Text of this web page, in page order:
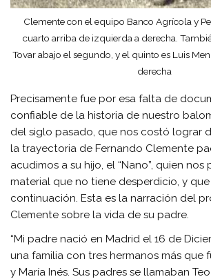
Clemente con el equipo Banco Agrícola y
cuarto arriba de izquierda a derecha.
Tovar abajo el segundo, y el quinto es Luis
derecha
Precisamente fue por esa falta de
confiable de la historia de nuestro
del siglo pasado, que nos costó lograr
la trayectoria de Fernando Clemente
acudimos a su hijo, el “Nano”, quien
material que no tiene desperdicio, y
continuación. Esta es la narración del
Clemente sobre la vida de su padre.
“Mi padre nació en Madrid el 16 de
una familia con tres hermanos más que
y María Inés. Sus padres se llamaban